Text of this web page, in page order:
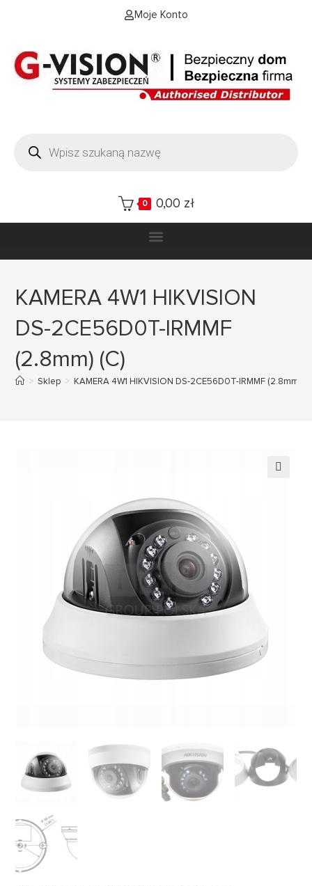
Moje Konto
0 0,00 zł
KAMERA 4W1 HIKVISION
DS-2CE56D0T-IRMMF
(2.8mm) (C)
> Sklep > KAMERA 4W1 HIKVISION DS-2CE56D0T-IRMMF (2.8mm)